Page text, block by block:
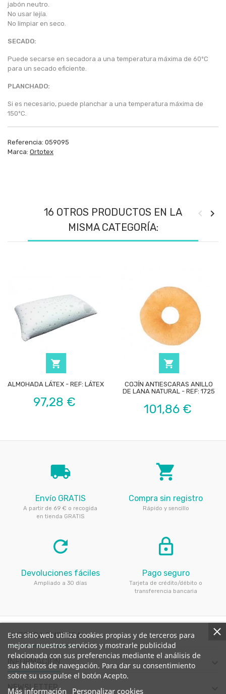
jabón neutro.
No usar lejía.
No limpiar en seco.
SECADO:
Puede secarse en secadora a una temperatura máxima de 60ºC
para un secado eficiente.
PLANCHADO:
Si es necesario, puede planchar a una temperatura máxima de
150ºC.
Referencia: 059095
Marca: Ortotex
16 OTROS PRODUCTOS EN LA
MISMA CATEGORÍA:

ALMOHADA LÁTEX - REF: LÁTEX
Precio
97,28 €

COJÍN ANTIESCARAS ANILLO
DE LANA NATURAL - REF: 1725
Precio
101,86 €
local_shipping
Envío GRATIS
A partir de 69 € o recogida
en tienda GRATIS
local_grocery_store
Compra sin registro
Rápido y sencillo
refresh
Devoluciones fáciles
Ampliado a 30 días
lock_outline
Pago seguro
Tarjeta de crédito/débito o
transferencia bancaria
NUESTRA EMPRESA 
INFORMACIÓN
NEWSLETTER
Este sitio web utiliza cookies propias y de terceros para
mejorar nuestros servicios y mostrarle publicidad
relacionada con sus preferencias mediante el análisis de
sus hábitos de navegación. Para dar su consentimiento
sobre su uso pulse el botón Acepto.
Más información Personalizar cookies